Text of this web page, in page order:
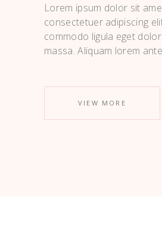
Lorem ipsum dolor sit
consectetuer adipiscing
commodo ligula eget
massa. Aliquam lorem
VIEW MORE